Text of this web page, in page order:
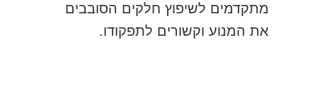
מתקדמים לשיפוץ חלקים הסובבים
את המנוע וקשורים לתפקודו.